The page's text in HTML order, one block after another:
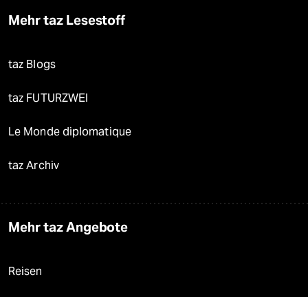
Mehr taz Lesestoff
taz Blogs
taz FUTURZWEI
Le Monde diplomatique
taz Archiv
Mehr taz Angebote
Reisen